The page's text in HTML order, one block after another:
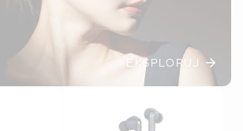
EKSPLORUJ